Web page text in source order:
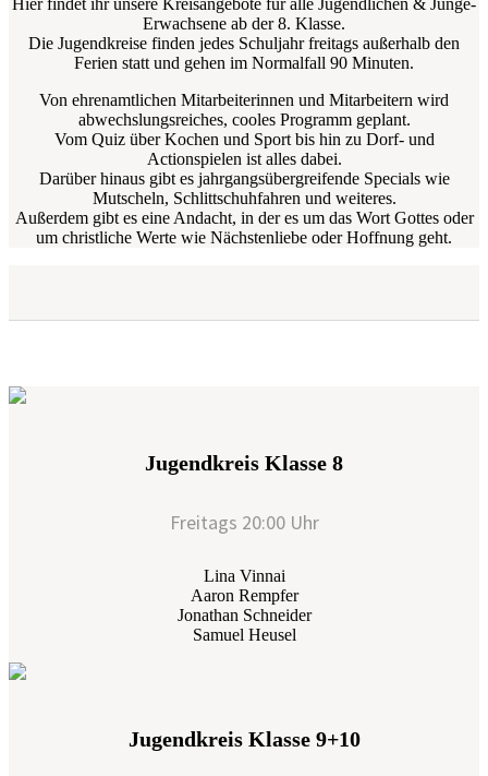
Erwachsene ab der 8. Klasse.
Die Jugendkreise finden jedes Schuljahr freitags außerhalb den
Ferien statt und gehen im Normalfall 90 Minuten.
Von ehrenamtlichen Mitarbeiterinnen und Mitarbeitern wird
abwechslungsreiches, cooles Programm geplant.
Vom Quiz über Kochen und Sport bis hin zu Dorf- und
Actionspielen ist alles dabei.
Darüber hinaus gibt es jahrgangsübergreifende Specials wie
Mutscheln, Schlittschuhfahren und weiteres.
Außerdem gibt es eine Andacht, in der es um das Wort Gottes oder
um christliche Werte wie Nächstenliebe oder Hoffnung geht.
Jugendkreis Klasse 8
Freitags 20:00 Uhr
Lina Vinnai
Aaron Rempfer
Jonathan Schneider
Samuel Heusel
Jugendkreis Klasse 9+10